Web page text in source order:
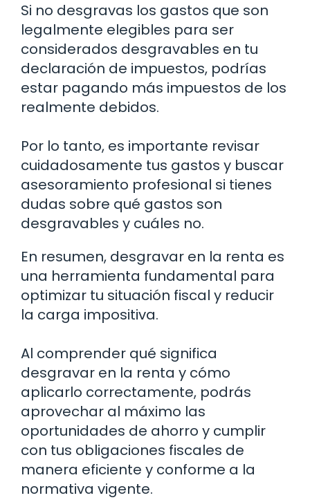
Si no desgravas los gastos que son
legalmente elegibles para ser
considerados desgravables en tu
declaración de impuestos, podrías
estar pagando más impuestos de los
realmente debidos.
Por lo tanto, es importante revisar
cuidadosamente tus gastos y buscar
asesoramiento profesional si tienes
dudas sobre qué gastos son
desgravables y cuáles no.
En resumen, desgravar en la renta es
una herramienta fundamental para
optimizar tu situación fiscal y reducir
la carga impositiva.
Al comprender qué significa
desgravar en la renta y cómo
aplicarlo correctamente, podrás
aprovechar al máximo las
oportunidades de ahorro y cumplir
con tus obligaciones fiscales de
manera eficiente y conforme a la
normativa vigente.